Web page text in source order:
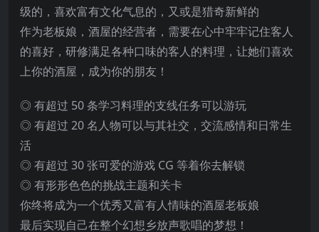
级的，喜欢富有文化气息的，又或是猎奇新鲜的
作为老板娘，酒屋的经营者，需要在心中牢牢记住客人
的喜好，研修满足各种口味的客人的料理，让她们喜欢
上你的酒屋，成为你的朋友！
◎ 有超过 50 条学习料理的支线任务可以游玩
◎ 有超过 20 名人物可以与其社交，交流感情和日常生
活
◎ 有超过 30 张可爱的游戏 CG 等着你去解锁
◎ 有形形色色的挑战主题和关卡
你终将成为一个优秀又富有人情味的酒屋老板娘
最后实现自己在整个幻想乡放声歌唱的梦想！